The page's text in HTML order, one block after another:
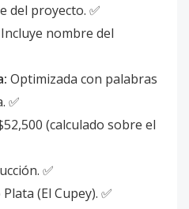
del proyecto. ✅
Incluye nombre del
Optimizada con palabras
✅
(calculado sobre el
✅
(El Cupey). ✅